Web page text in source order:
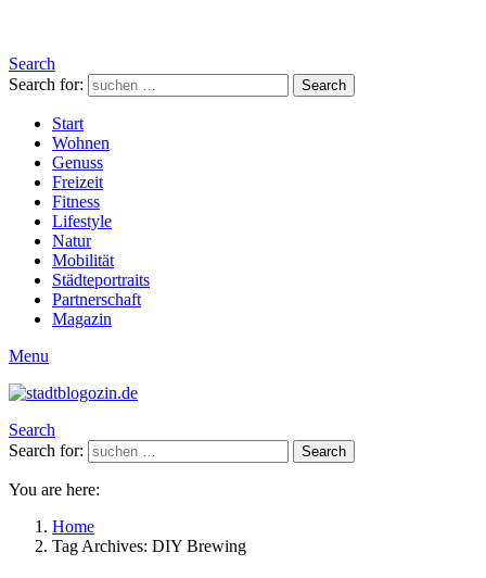
Search
Search for:
Search
Start
Wohnen
Genuss
Freizeit
Fitness
Lifestyle
Natur
Mobilität
Städteportraits
Partnerschaft
Magazin
Menu
Search
Search for:
Search
You are here:
Home
Tag Archives: DIY Brewing